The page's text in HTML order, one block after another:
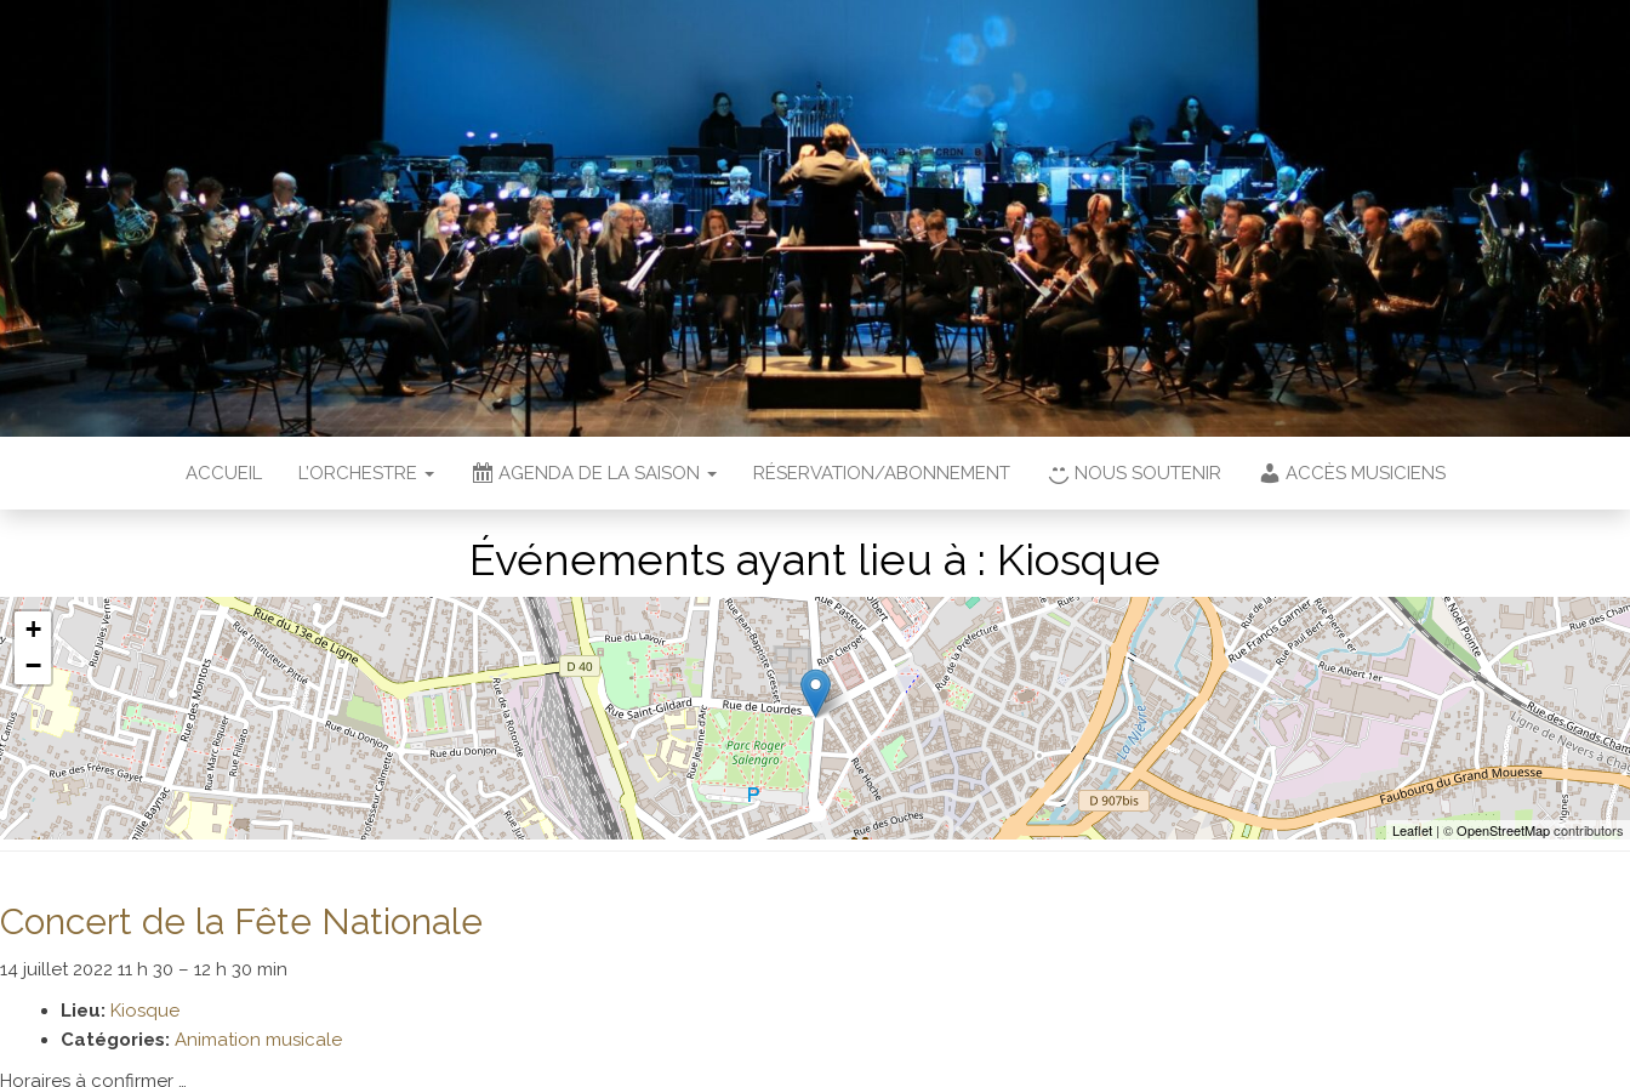
ACCUEIL L’ORCHESTRE AGENDA DE LA SAISON RÉSERVATION/ABONNEMENT NOUS SOUTENIR ACCÈS MUSICIENS
Événements ayant lieu à : Kiosque
+
−
Leaflet | ©OpenStreetMapcontributors
Concert de la Fête Nationale
14 juillet 2022 11 h 30 – 12 h 30 min
Lieu: Kiosque
Catégories: Animation musicale
Horaires à confirmer …